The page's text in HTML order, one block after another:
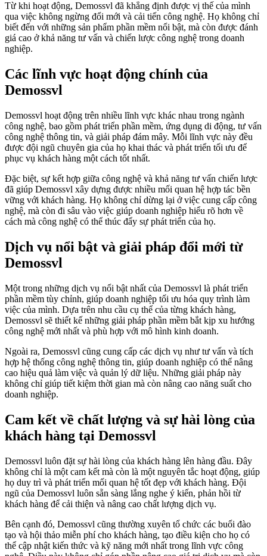
Từ khi hoạt động, Demossvl đã khẳng định được vị thế của mình
qua việc không ngừng đổi mới và cải tiến công nghệ. Họ không chỉ
biết đến với những sản phẩm phần mềm nổi bật, mà còn được đánh
giá cao ở khả năng tư vấn và chiến lược công nghệ trong doanh
nghiệp.
Các lĩnh vực hoạt động chính của
Demossvl
Demossvl hoạt động trên nhiều lĩnh vực khác nhau trong ngành
công nghệ, bao gồm phát triển phần mềm, ứng dụng di động, tư vấn
công nghệ thông tin, và giải pháp đám mây. Mỗi lĩnh vực này đều
được đội ngũ chuyên gia của họ khai thác và phát triển tối ưu để
phục vụ khách hàng một cách tốt nhất.
Đặc biệt, sự kết hợp giữa công nghệ và khả năng tư vấn chiến lược
đã giúp Demossvl xây dựng được nhiều mối quan hệ hợp tác bền
vững với khách hàng. Họ không chỉ dừng lại ở việc cung cấp công
nghệ, mà còn đi sâu vào việc giúp doanh nghiệp hiểu rõ hơn về
cách mà công nghệ có thể thúc đẩy sự phát triển của họ.
Dịch vụ nổi bật và giải pháp đổi mới từ
Demossvl
Một trong những dịch vụ nổi bật nhất của Demossvl là phát triển
phần mềm tùy chỉnh, giúp doanh nghiệp tối ưu hóa quy trình làm
việc của mình. Dựa trên nhu cầu cụ thể của từng khách hàng,
Demossvl sẽ thiết kế những giải pháp phần mềm bắt kịp xu hướng
công nghệ mới nhất và phù hợp với mô hình kinh doanh.
Ngoài ra, Demossvl cũng cung cấp các dịch vụ như tư vấn và tích
hợp hệ thống công nghệ thông tin, giúp doanh nghiệp có thể nâng
cao hiệu quả làm việc và quản lý dữ liệu. Những giải pháp này
không chỉ giúp tiết kiệm thời gian mà còn nâng cao năng suất cho
doanh nghiệp.
Cam kết về chất lượng và sự hài lòng của
khách hàng tại Demossvl
Demossvl luôn đặt sự hài lòng của khách hàng lên hàng đầu. Đây
không chỉ là một cam kết mà còn là một nguyên tắc hoạt động, giúp
họ duy trì và phát triển mối quan hệ tốt đẹp với khách hàng. Đội
ngũ của Demossvl luôn sẵn sàng lắng nghe ý kiến, phản hồi từ
khách hàng để cải thiện và nâng cao chất lượng dịch vụ.
Bên cạnh đó, Demossvl cũng thường xuyên tổ chức các buổi đào
tạo và hội thảo miễn phí cho khách hàng, tạo điều kiện cho họ có
thể cập nhật kiến thức và kỹ năng mới nhất trong lĩnh vực công